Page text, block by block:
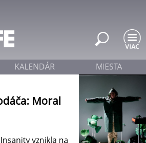
Moral
vznikla na
KALENDÁR MIESTA